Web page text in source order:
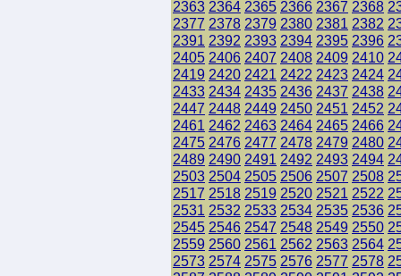
2363 2364 2365 2366 2367 2368
2377 2378 2379 2380 2381 2382
2391 2392 2393 2394 2395 2396
2405 2406 2407 2408 2409 2410
2419 2420 2421 2422 2423 2424
2433 2434 2435 2436 2437 2438
2447 2448 2449 2450 2451 2452
2461 2462 2463 2464 2465 2466
2475 2476 2477 2478 2479 2480
2489 2490 2491 2492 2493 2494
2503 2504 2505 2506 2507 2508
2517 2518 2519 2520 2521 2522
2531 2532 2533 2534 2535 2536
2545 2546 2547 2548 2549 2550
2559 2560 2561 2562 2563 2564
2573 2574 2575 2576 2577 2578